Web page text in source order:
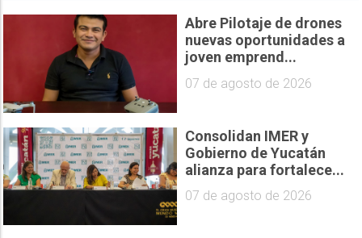
Abre Pilotaje de drones
nuevas oportunidades a
joven emprend...
07 de agosto de 2026
Consolidan IMER y
Gobierno de Yucatán
alianza para fortalece...
07 de agosto de 2026